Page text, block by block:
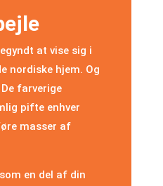
at vise sig i
nordiske hjem. Og
farverige
pifte enhver
masser af
en del af din